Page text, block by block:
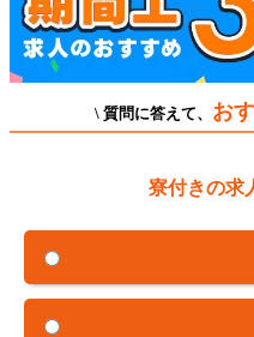
\ 質問に答えて、 お
寮付きの求